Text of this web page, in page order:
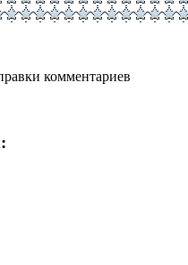
комментариев